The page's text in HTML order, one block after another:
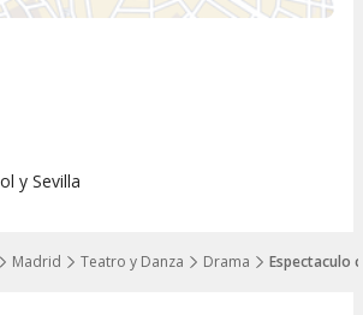
los niveles
Madrid Teatro y Danza Drama Espectaculo
y Sevilla